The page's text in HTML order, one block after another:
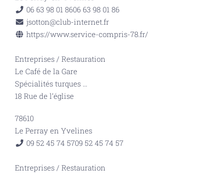
06 63 98 01 8606 63 98 01 86
jsotton@club-internet.fr
https://www.service-compris-78.fr/
Entreprises / Restauration
Le Café de la Gare
Spécialités turques ...
18 Rue de l’église
78610
Le Perray en Yvelines
09 52 45 74 5709 52 45 74 57
Entreprises / Restauration